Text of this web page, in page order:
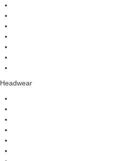
Headwear